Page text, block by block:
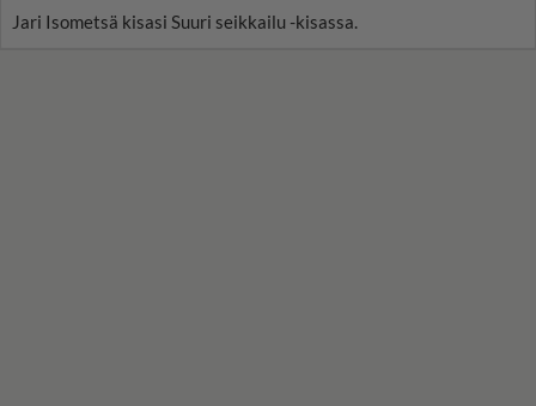
Jari Isometsä kisasi Suuri seikkailu -kisassa.